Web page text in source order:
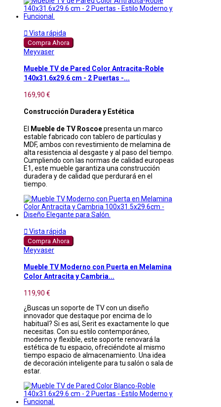
 Vista rápida
Compra Ahora
Meyvaser
Mueble TV de Pared Color Antracita-Roble
140x31.6x29.6 cm - 2 Puertas -...
169,90 €
Construcción Duradera y Estética
El Mueble de TV Roscoepresenta un marco
estable fabricado con tablero de partículas y
MDF, ambos con revestimiento de melamina de
alta resistencia al desgaste y al paso del tiempo.
Cumpliendo con las normas de calidad europeas
E1, este mueble garantiza una construcción
duradera y de calidad que perdurará en el
tiempo.
 Vista rápida
Compra Ahora
Meyvaser
Mueble TV Moderno con Puerta en Melamina
Color Antracita y Cambria...
119,90 €
¿Buscas un soporte de TV con un diseño
innovador que destaque por encima de lo
habitual? Si es así, Serit es exactamente lo que
necesitas. Con su estilo contemporáneo,
moderno y flexible, este soporte renovará la
estética de tu espacio, ofreciéndote al mismo
tiempo espacio de almacenamiento. Una idea
de decoración inteligente para tu salón o sala de
estar.